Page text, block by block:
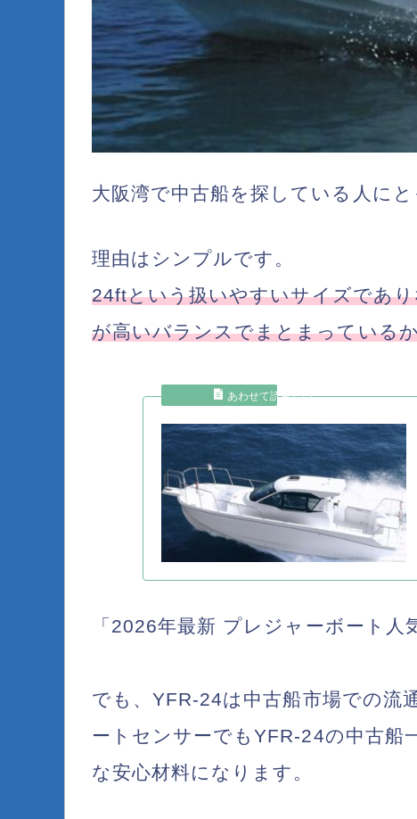
大阪湾で中古船を探している人に
理由はシンプルです。
24ftという扱いやすいサイズであ
が高いバランスでまとまっている
「2026年最新 プレジャーボート人
でも、YFR-24は中古船市場での流
ートセンサーでもYFR-24の中古船
な安心材料になります。